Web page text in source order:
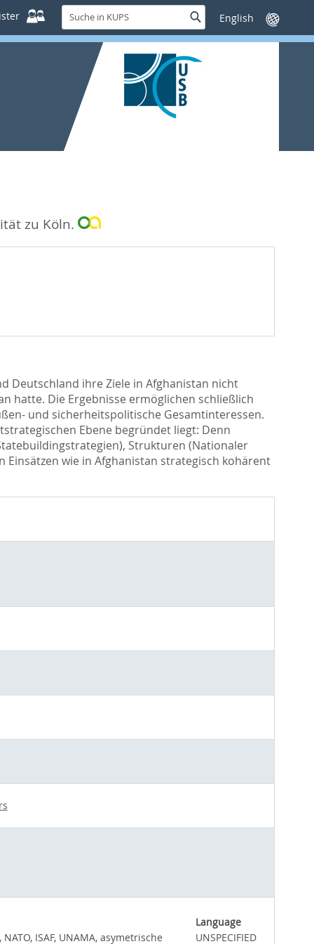
Suche
in
KUPS
SucheSprache
wechseln
zu Köln.
Deutschland ihre Ziele in Afghanistan nicht
hatte. Die Ergebnisse ermöglichen schließlich
und sicherheitspolitische Gesamtinteressen.
Ebene begründet liegt: Denn
Strukturen (Nationaler
wie in Afghanistan strategisch kohärent
Language
ISAF, UNAMA, asymetrische
UNSPECIFIED